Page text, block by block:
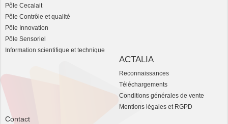
Pôle Cecalait
Pôle Contrôle et qualité
Pôle Innovation
Pôle Sensoriel
Information scientifique et technique
ACTALIA
Reconnaissances
Téléchargements
Conditions générales de vente
Mentions légales et RGPD
Contact